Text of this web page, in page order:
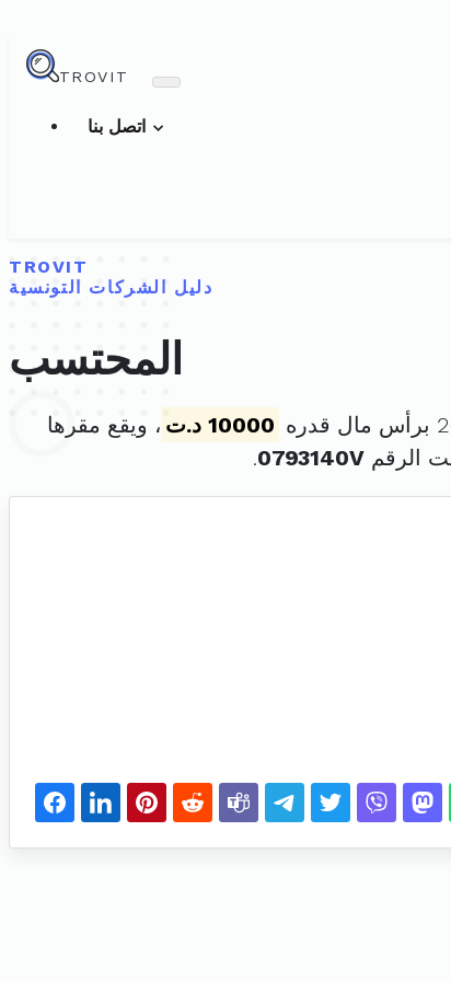
TROVIT
TROVIT
دليل الشركات التونسية
المحتسب
10000 د.ت
، ويقع مقرها
الرقم 0793140V
.